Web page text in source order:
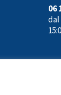
06
dal